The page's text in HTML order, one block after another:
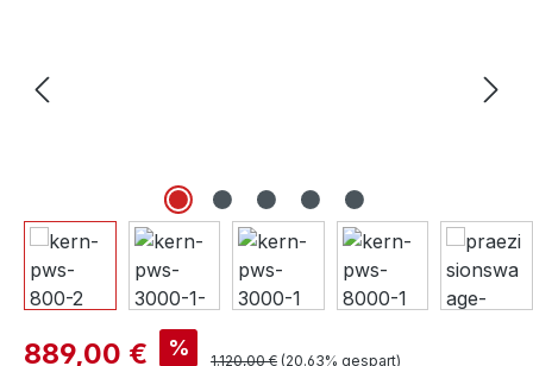
Verkaufspreis:
889,00 € % Regulärer Preis:
1.120,00 € (20.63% gespart)